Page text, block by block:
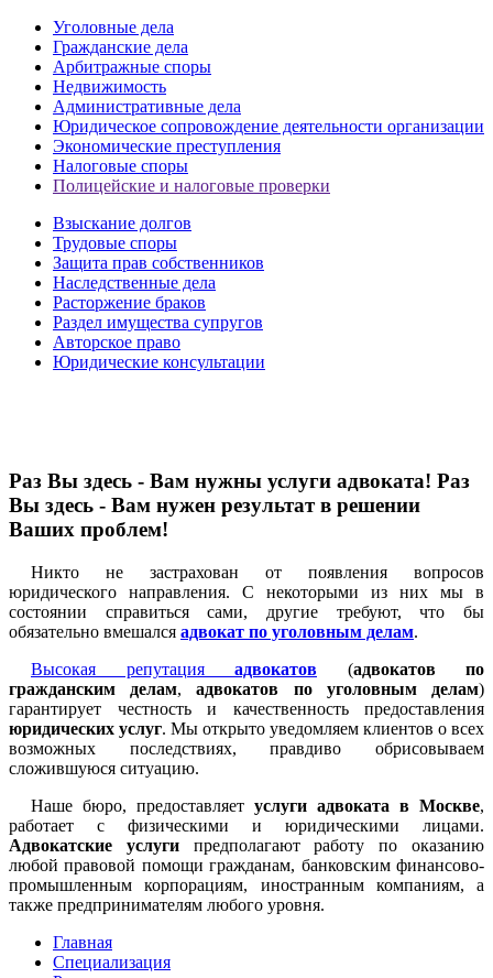
Уголовные дела
Гражданские дела
Арбитражные споры
Недвижимость
Административные дела
Юридическое сопровождение деятельности организации
Экономические преступления
Налоговые споры
Полицейские и налоговые проверки
Взыскание долгов
Трудовые споры
Защита прав собственников
Наследственные дела
Расторжение браков
Раздел имущества супругов
Авторское право
Юридические консультации
Раз Вы здесь - Вам нужны услуги адвоката! Раз
Вы здесь - Вам нужен результат в решении
Ваших проблем!
Никто не застрахован от появления вопросов
юридического направления. С некоторыми из них мы в
состоянии справиться сами, другие требуют, что бы
обязательно вмешался адвокат по уголовным делам.
Высокая репутация адвокатов (адвокатов по
гражданским делам,адвокатов по уголовным делам)
гарантирует честность и качественность предоставления
юридических услуг. Мы открыто уведомляем клиентов о всех
возможных последствиях, правдиво обрисовываем
сложившуюся ситуацию.
Наше бюро, предоставляет услуги адвоката в Москве,
работает с физическими и юридическими лицами.
Адвокатские услугипредполагают работу по оказанию
любой правовой помощи гражданам, банковским финансово-
промышленным корпорациям, иностранным компаниям, а
также предпринимателям любого уровня.
Главная
Специализация